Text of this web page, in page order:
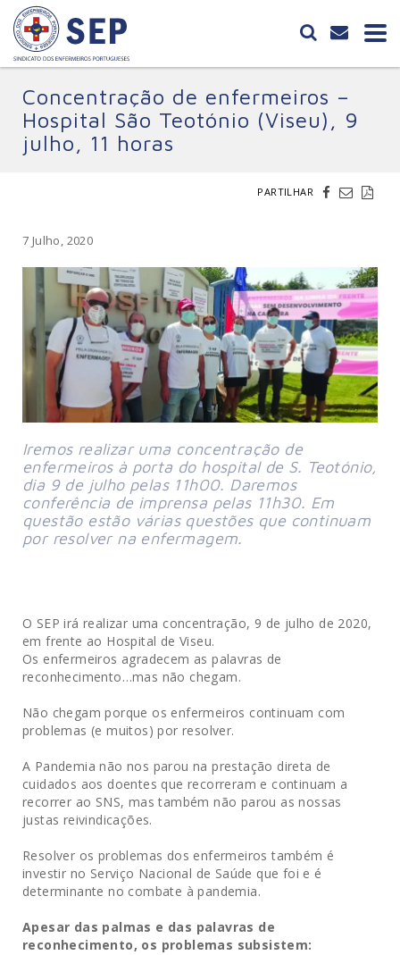
Concentração de enfermeiros –
Hospital São Teotónio (Viseu), 9
julho, 11 horas
PARTILHAR
7 Julho, 2020
Iremos realizar uma concentração de
enfermeiros à porta do hospital de S. Teotónio,
dia 9 de julho pelas 11h00. Daremos
conferência de imprensa pelas 11h30. Em
questão estão várias questões que continuam
por resolver na enfermagem.
O SEP irá realizar uma concentração, 9 de julho de 2020,
em frente ao Hospital de Viseu.
Os enfermeiros agradecem as palavras de
reconhecimento…mas não chegam.
Não chegam porque os enfermeiros continuam com
problemas (e muitos) por resolver.
A Pandemia não nos parou na prestação direta de
cuidados aos doentes que recorreram e continuam a
recorrer ao SNS, mas também não parou as nossas
justas reivindicações.
Resolver os problemas dos enfermeiros também é
investir no Serviço Nacional de Saúde que foi e é
determinante no combate à pandemia.
Apesar das palmas e das palavras de
reconhecimento, os problemas subsistem: